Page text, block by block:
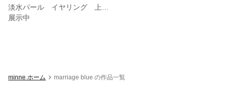
展示中
minne ホーム marriage blue の作品一覧